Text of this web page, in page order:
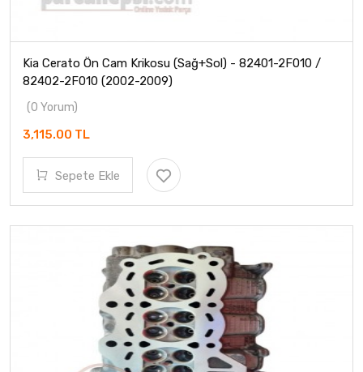
Kia Cerato Ön Cam Krikosu (Sağ+Sol) - 82401-2F010 /
82402-2F010 (2002-2009)
(0 Yorum)
3,115.00 TL
Sepete Ekle